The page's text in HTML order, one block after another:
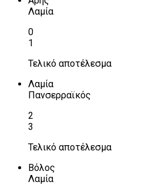
Λαμία
0
1
Τελικό αποτέλεσμα
Λαμία
Πανσερραϊκός
2
3
Τελικό αποτέλεσμα
Βόλος
Λαμία